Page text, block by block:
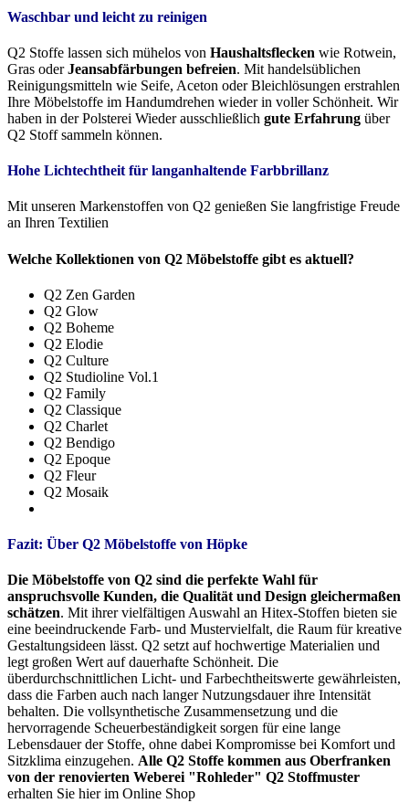
Waschbar und leicht zu reinigen
Q2 Stoffe lassen sich mühelos von Haushaltsflecken wie Rotwein,
Gras oderJeansabfärbungen befreien. Mit handelsüblichen
Reinigungsmitteln wie Seife, Aceton oder Bleichlösungen erstrahlen
Ihre Möbelstoffe im Handumdrehen wieder in voller Schönheit. Wir
haben in der Polsterei Wieder ausschließlich gute Erfahrung über
Q2 Stoff sammeln können.
Hohe Lichtechtheit für langanhaltende Farbbrillanz
Mit unseren Markenstoffen von Q2 genießen Sie langfristige Freude
an Ihren Textilien
Welche Kollektionen von Q2 Möbelstoffe gibt es aktuell?
Q2 Zen Garden
Q2 Glow
Q2 Boheme
Q2 Elodie
Q2 Culture
Q2 Studioline Vol.1
Q2 Family
Q2 Classique
Q2 Charlet
Q2 Bendigo
Q2 Epoque
Q2 Fleur
Q2 Mosaik
Fazit: Über Q2 Möbelstoffe von Höpke
Die Möbelstoffe von Q2 sind die perfekte Wahl für
anspruchsvolle Kunden, die Qualität und Design gleichermaßen
schätzen. Mit ihrer vielfältigen Auswahl an Hitex-Stoffen bieten sie
eine beeindruckende Farb- und Mustervielfalt, die Raum für kreative
Gestaltungsideen lässt. Q2 setzt auf hochwertige Materialien und
legt großen Wert auf dauerhafte Schönheit. Die
überdurchschnittlichen Licht- und Farbechtheitswerte gewährleisten,
dass die Farben auch nach langer Nutzungsdauer ihre Intensität
behalten. Die vollsynthetische Zusammensetzung und die
hervorragende Scheuerbeständigkeit sorgen für eine lange
Lebensdauer der Stoffe, ohne dabei Kompromisse bei Komfort und
Sitzklima einzugehen. Alle Q2 Stoffe kommen aus Oberfranken
von der renovierten Weberei "Rohleder" Q2 Stoffmuster
erhalten Sie hier im Online Shop